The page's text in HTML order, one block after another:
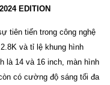
EDITION
tiên tiến trong công nghệ
và tỉ lệ khung hình
là 14 và 16 inch, màn hình
có cường độ sáng tối đa